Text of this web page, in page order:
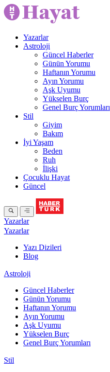
Yazarlar
Astroloji
Güncel Haberler
Günün Yorumu
Haftanın Yorumu
Ayın Yorumu
Aşk Uyumu
Yükselen Burç
Genel Burç Yorumları
Stil
Giyim
Bakım
İyi Yaşam
Beden
Ruh
İlişki
Çocuklu Hayat
Güncel
Yazarlar
Yazarlar
Yazı Dizileri
Blog
Astroloji
Güncel Haberler
Günün Yorumu
Haftanın Yorumu
Ayın Yorumu
Aşk Uyumu
Yükselen Burç
Genel Burç Yorumları
Stil